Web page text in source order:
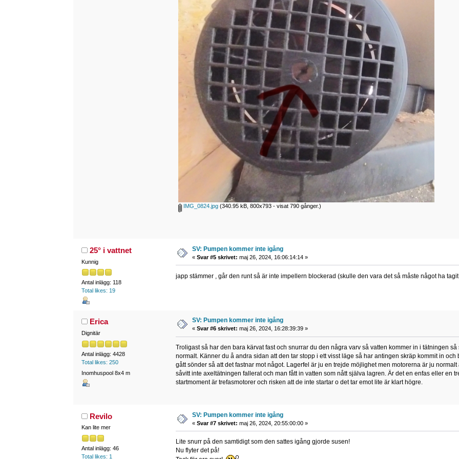
IMG_0824.jpg(340.95 kB, 800x793 - visat 790 gånger.)
25° i vattnet
Kunnig
Antal inlägg: 118
Total likes: 19
SV: Pumpen kommer inte igång
« Svar #5 skrivet: maj 26, 2024, 16:06:14:14 »
japp stämmer , går den runt så är inte impellern blockerad (skulle den vara det så måste något ha
Erica
Dignitär
Antal inlägg: 4428
Total likes: 250
Inomhuspool 8x4 m
SV: Pumpen kommer inte igång
« Svar #6 skrivet: maj 26, 2024, 16:28:39:39 »
Troligast så har den bara kärvat fast och snurrar du den några varv så vatten kommer in i tätningen
normalt. Känner du å andra sidan att den tar stopp i ett visst läge så har antingen skräp kommit in
gått sönder så att det fastnar mot något. Lagerfel är ju en trejde möjlighet men motorerna är ju
såvitt inte axeltätningen fallerat och man fått in vatten som nått själva lagren. Är det en enfas eller en
startmoment är trefasmotorer och risken att de inte startar o det tar emot lite är klart högre.
Revilo
Kan lite mer
Antal inlägg: 46
Total likes: 1
SV: Pumpen kommer inte igång
« Svar #7 skrivet: maj 26, 2024, 20:55:00:00 »
Lite snurr på den samtidigt som den sattes igång gjorde susen!
Nu flyter det på!